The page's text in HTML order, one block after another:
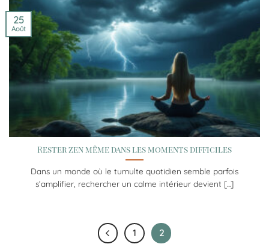
Rester zen même dans les moments difficiles
Dans un monde où le tumulte quotidien semble parfois
s’amplifier, rechercher un calme intérieur devient [...]
25
Août
1 2